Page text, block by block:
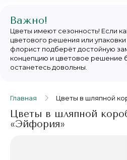
Главная Цветы в шляпной
Важно!
Цветы имеют сезонность! Если
цветового решения или
флорист подберёт достойную
концепцию и цветовое решение
останетесь довольны.
Цветы в шляпной
«Эйфория»